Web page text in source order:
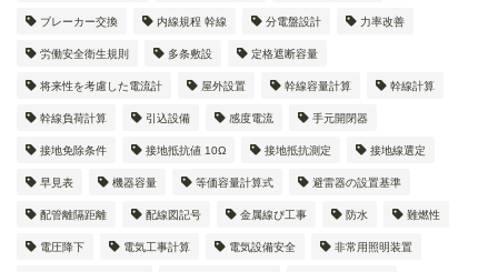
ブレーカー交換 内線規程 幹線 分電盤設計 力率改善
労働安全衛生規則 多条敷設 定格遮断容量
将来性を考慮した電流計 屋外設置 幹線容量計算 幹線計算
幹線負荷計算 引込設備 感度電流 手元開閉器
接地免除条件 接地抵抗値 10Ω 接地抵抗測定 接地線選定
早見表 機器容量 等価容量計算式 避雷器の設置基準
配管離隔距離 配線図記号 金属線ぴ工事 防水 難燃性
電圧降下 電気工事計算 電気設備安全 非常用照明装置